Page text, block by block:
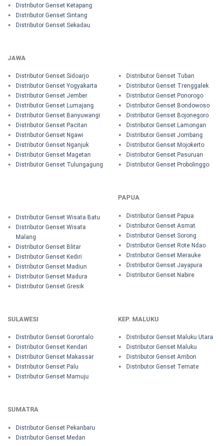
Distributor Genset Ketapang
Distributor Genset Sintang
Distributor Genset Sekadau
JAWA
Distributor Genset Sidoarjo
Distributor Genset Yogyakarta
Distributor Genset Jember
Distributor Genset Lumajang
Distributor Genset Banyuwangi
Distributor Genset Pacitan
Distributor Genset Ngawi
Distributor Genset Nganjuk
Distributor Genset Magetan
Distributor Genset Tulungagung
Distributor Genset Tuban
Distributor Genset Trenggalek
Distributor Genset Ponorogo
Distributor Genset Bondowoso
Distributor Genset Bojonegoro
Distributor Genset Lamongan
Distributor Genset Jombang
Distributor Genset Mojokerto
Distributor Genset Pasuruan
Distributor Genset Probolinggo
Distributor Genset Wisata Batu
Distributor Genset Wisata
Malang
Distributor Genset Blitar
Distributor Genset Kediri
Distributor Genset Madiun
Distributor Genset Madura
Distributor Genset Gresik
PAPUA
Distributor Genset Papua
Distributor Genset Asmat
Distributor Genset Sorong
Distributor Genset Rote Ndao
Distributor Genset Merauke
Distributor Genset Jayapura
Distributor Genset Nabire
SULAWESI
Distributor Genset Gorontalo
Distributor Genset Kendari
Distributor Genset Makassar
Distributor Genset Palu
Distributor Genset Mamuju
KEP. MALUKU
Distributor Genset Maluku Utara
Distributor Genset Maluku
Distributor Genset Ambon
Distributor Genset Ternate
SUMATRA
Distributor Genset Pekanbaru
Distributor Genset Medan